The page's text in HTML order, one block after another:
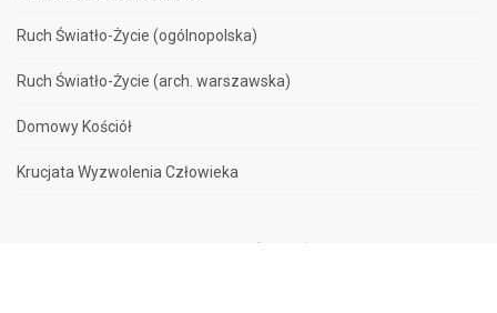
Ruch Światło-Życie (ogólnopolska)
Ruch Światło-Życie (arch. warszawska)
Domowy Kościół
Krucjata Wyzwolenia Człowieka